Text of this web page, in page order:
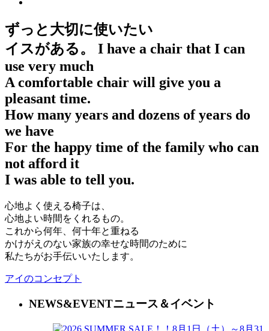
ずっと大切に使いたい
イスがある。 I have a chair that I can
use very much
A comfortable chair will give you a
pleasant time.
How many years and dozens of years do
we have
For the happy time of the family who can
not afford it
I was able to tell you.
心地よく使える椅子は、
心地よい時間をくれるもの。
これから何年、何十年と重ねる
かけがえのない家族の幸せな時間のために
私たちがお手伝いいたします。
アイのコンセプト
NEWS&EVENTニュース＆イベント